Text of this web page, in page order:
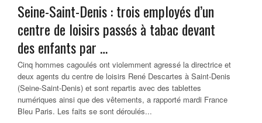
Seine-Saint-Denis : trois employés d’un
centre de loisirs passés à tabac devant
des enfants par …
Cinq hommes cagoulés ont violemment agressé la directrice et
deux agents du centre de loisirs René Descartes à Saint-Denis
(Seine-Saint-Denis) et sont repartis avec des tablettes
numériques ainsi que des vêtements, a rapporté mardi France
Bleu Paris. Les faits se sont déroulés...